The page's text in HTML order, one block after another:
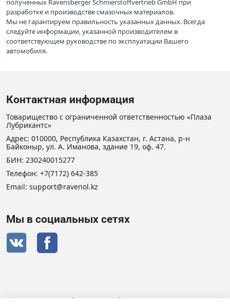
полученных Ravensberger Schmierstoffvertrieb GmbH при
разработке и производстве смазочных материалов.
Мы не гарантируем правильность указанных данных. Всегда
следуйте информации, указанной производителем в
соответствующем руководстве по эксплуатации Вашего
автомобиля.
Контактная информация
Товарищество с ограниченной ответственностью «Плаза
Лубрикантс»
Адрес: 010000, Республика Казахстан, г. Астана, р-н
Байконыр, ул. А. Иманова, здание 19, оф. 47.
БИН: 230240015277
Телефон: +7(7172) 642-385
Email: support@ravenol.kz
Мы в социальных сетях
Сертификат дистрибьютора RAVENOL